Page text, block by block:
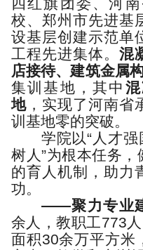
校、郑州市先进基
设基层创建示范单
工程先进集体。 混
店接待、建筑金属
集训基地，其中
地，实现了河南省
训基地零的突破。
学院以“人才
树人”为根本任务
的育人机制，助力
功。
——聚力专业
余人，教职工773
面积30余万平方米